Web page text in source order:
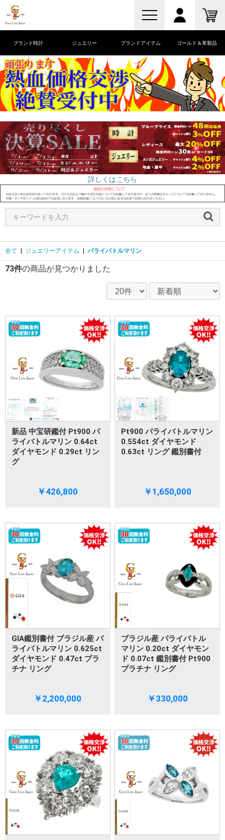
ブランド時計 ジュエリー ブランドアイテム ゴールド＆革製品
詳しくはこちら
全て ジュエリーアイテム パライバトルマリン
73件の商品が見つかりました
新品 中宝研鑑付 Pt900 パ
ライバトルマリン 0.64ct
ダイヤモンド 0.29ct リン
グ
￥426,800
Pt900 パライバトルマリン
0.554ct ダイヤモンド
0.63ct リング 鑑別書付
￥1,650,000
GIA鑑別書付 ブラジル産 パ
ライバトルマリン 0.625ct
ダイヤモンド 0.47ct プラ
チナ リング
￥2,200,000
ブラジル産 パライバトル
マリン 0.20ct ダイヤモン
ド 0.07ct 鑑別書付 Pt900
プラチナ リング
￥330,000